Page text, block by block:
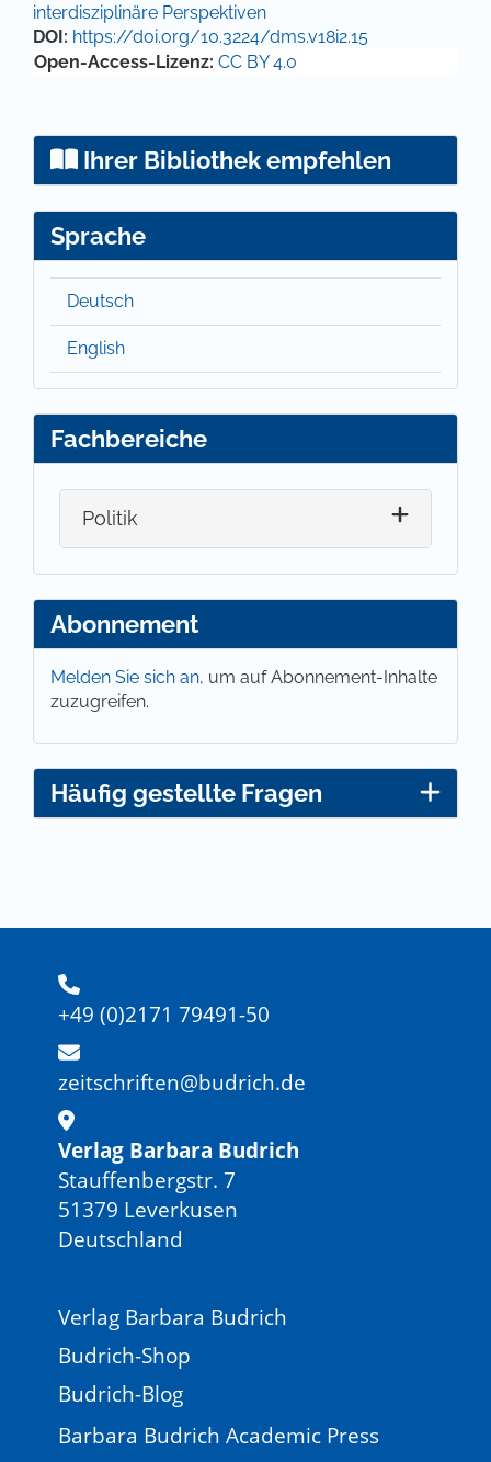
interdisziplinäre Perspektiven
DOI: https://doi.org/10.3224/dms.v18i2.15
Open-Access-Lizenz: CC BY 4.0
Ihrer Bibliothek empfehlen
Sprache
Deutsch
English
Fachbereiche
Politik
Abonnement
Melden Sie sich an, um auf Abonnement-Inhalte
zuzugreifen.
Häufig gestellte Fragen
+49 (0)2171 79491-50
zeitschriften@budrich.de
Verlag Barbara Budrich
Stauffenbergstr. 7
51379 Leverkusen
Deutschland
Verlag Barbara Budrich
Budrich-Shop
Budrich-Blog
Barbara Budrich Academic Press